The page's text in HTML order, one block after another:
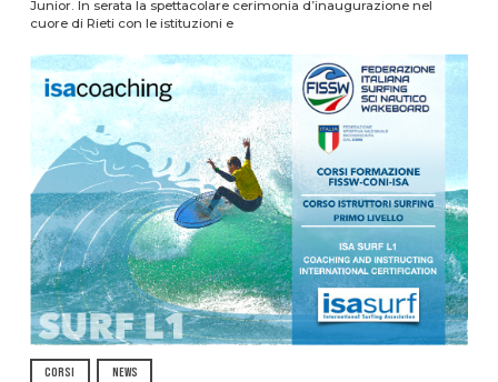
Junior. In serata la spettacolare cerimonia d’inaugurazione nel
cuore di Rieti con le istituzioni e
CORSI NEWS